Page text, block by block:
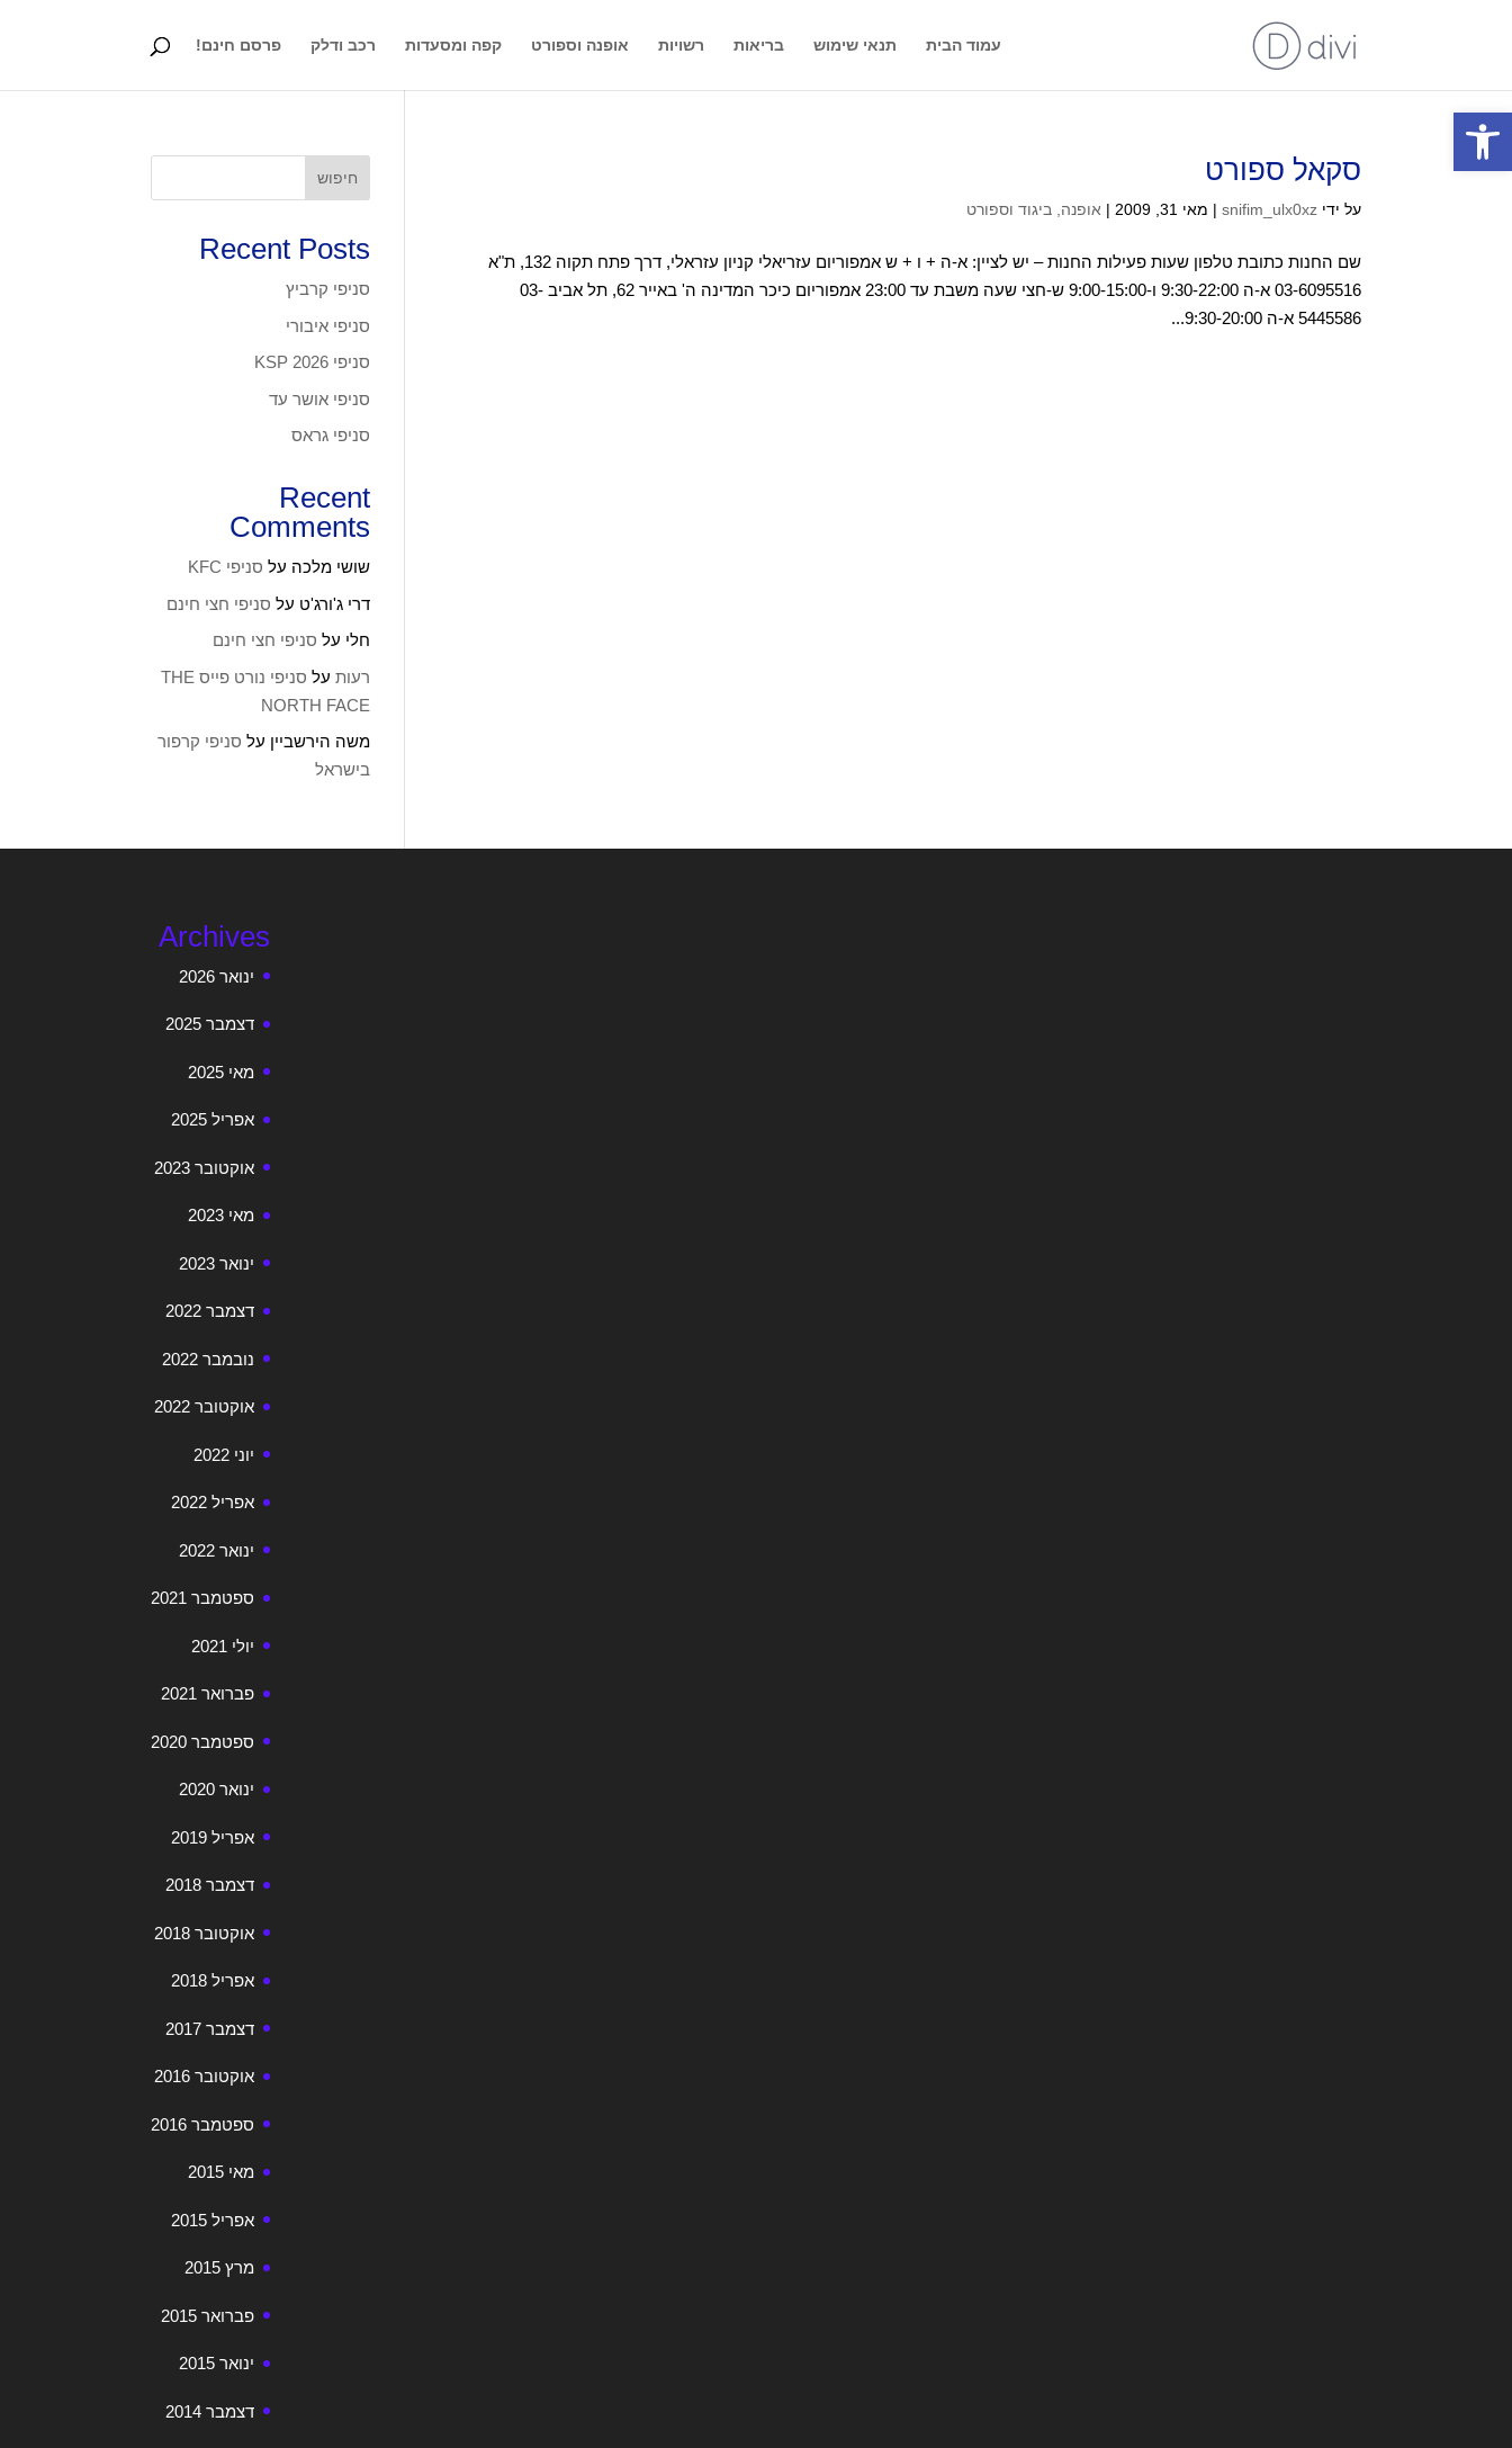
עמוד הבית תנאי שימוש בריאות רשויות אופנה וספורט קפה ומסעדות רכב ודלק פרסם חינם!
סקאל ספורט
על ידיsnifim_ulx0xz
| מאי 31, 2009 | אופנה, ביגוד וספורט
שם החנות כתובת טלפון שעות פעילות החנות – יש לציין: א-ה + ו + ש אמפוריום עזריאלי קניון עזראלי, דרך פתח תקוה 132, ת"א
03-6095516 א-ה 9:30-22:00 ו-9:00-15:00 ש-חצי שעה משבת עד 23:00 אמפוריום כיכר המדינה ה' באייר 62, תל אביב 03-
5445586 א-ה 9:30-20:00...
חיפוש
Recent Posts
סניפי קרביץ
סניפי איבורי
סניפי KSP 2026
סניפי אושר עד
סניפי גראס
Recent
Comments
שושי מלכה על סניפי KFC
דרי ג'ורג'ט על סניפי חצי חינם
חלי על סניפי חצי חינם
רעות על
סניפי נורט פייס THE
NORTH FACE
משה הירשביין על סניפי קרפור
בישראל
Archives
ינואר 2026
דצמבר 2025
מאי 2025
אפריל 2025
אוקטובר 2023
מאי 2023
ינואר 2023
דצמבר 2022
נובמבר 2022
אוקטובר 2022
יוני 2022
אפריל 2022
ינואר 2022
ספטמבר 2021
יולי 2021
פברואר 2021
ספטמבר 2020
ינואר 2020
אפריל 2019
דצמבר 2018
אוקטובר 2018
אפריל 2018
דצמבר 2017
אוקטובר 2016
ספטמבר 2016
מאי 2015
אפריל 2015
מרץ 2015
פברואר 2015
ינואר 2015
דצמבר 2014
פתח סרגל נגישות